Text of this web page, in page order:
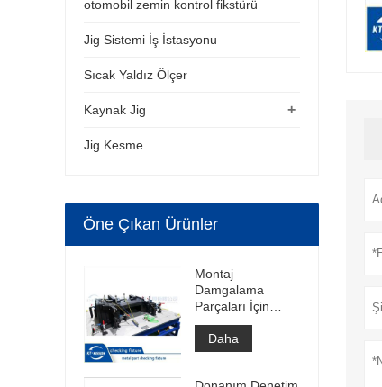
otomobil zemin kontrol fikstürü
Jig Sistemi İş İstasyonu
Sıcak Yaldız Ölçer
+
Kaynak Jig
Jig Kesme
Öne Çıkan Ürünler
Montaj
Damgalama
Parçaları İçin
Ölçer
Daha